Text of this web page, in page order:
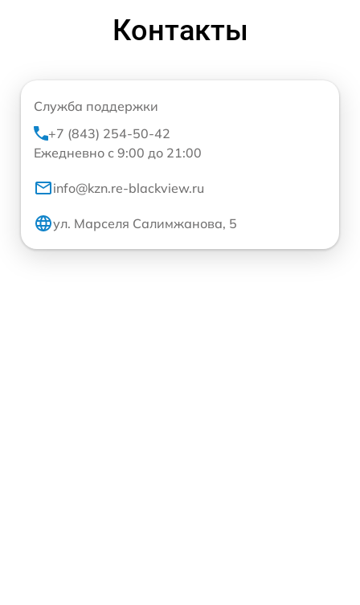
Контакты
Служба поддержки
+7 (843) 254-50-42
Ежедневно с 9:00 до 21:00
info@kzn.re-blackview.ru
ул. Марселя Салимжанова, 5